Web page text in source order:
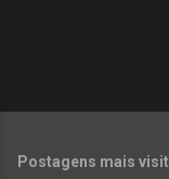
Postagens mais